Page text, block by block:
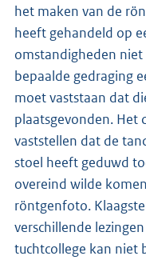
het maken van de
heeft gehandeld op
omstandigheden niet
bepaalde gedraging
moet vaststaan dat
plaatsgevonden. Het
vaststellen dat de
stoel heeft geduwd
overeind wilde
röntgenfoto.
verschillende
tuchtcollege kan niet